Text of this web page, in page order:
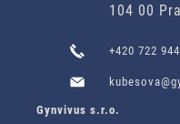
104 00
+420 722
Gynvivus s.r.o.